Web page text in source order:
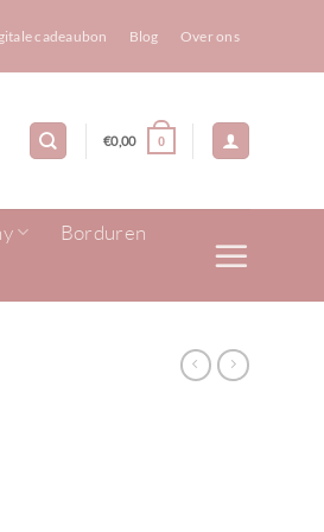
cadeaubon Blog Over ons
€0,00 0
Borduren